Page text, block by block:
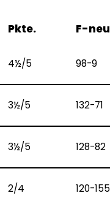
Pkte. F-neu
4½/5 98-9
3½/5 132-71
3½/5 128-82
2/4 120-155